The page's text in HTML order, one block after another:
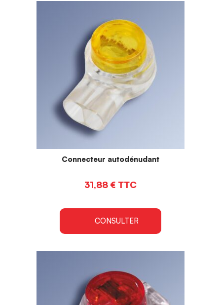
Connecteur autodénudant
31,88 € TTC
CONSULTER